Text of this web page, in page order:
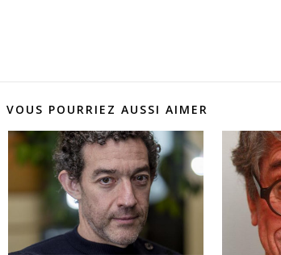
VOUS POURRIEZ AUSSI AIMER